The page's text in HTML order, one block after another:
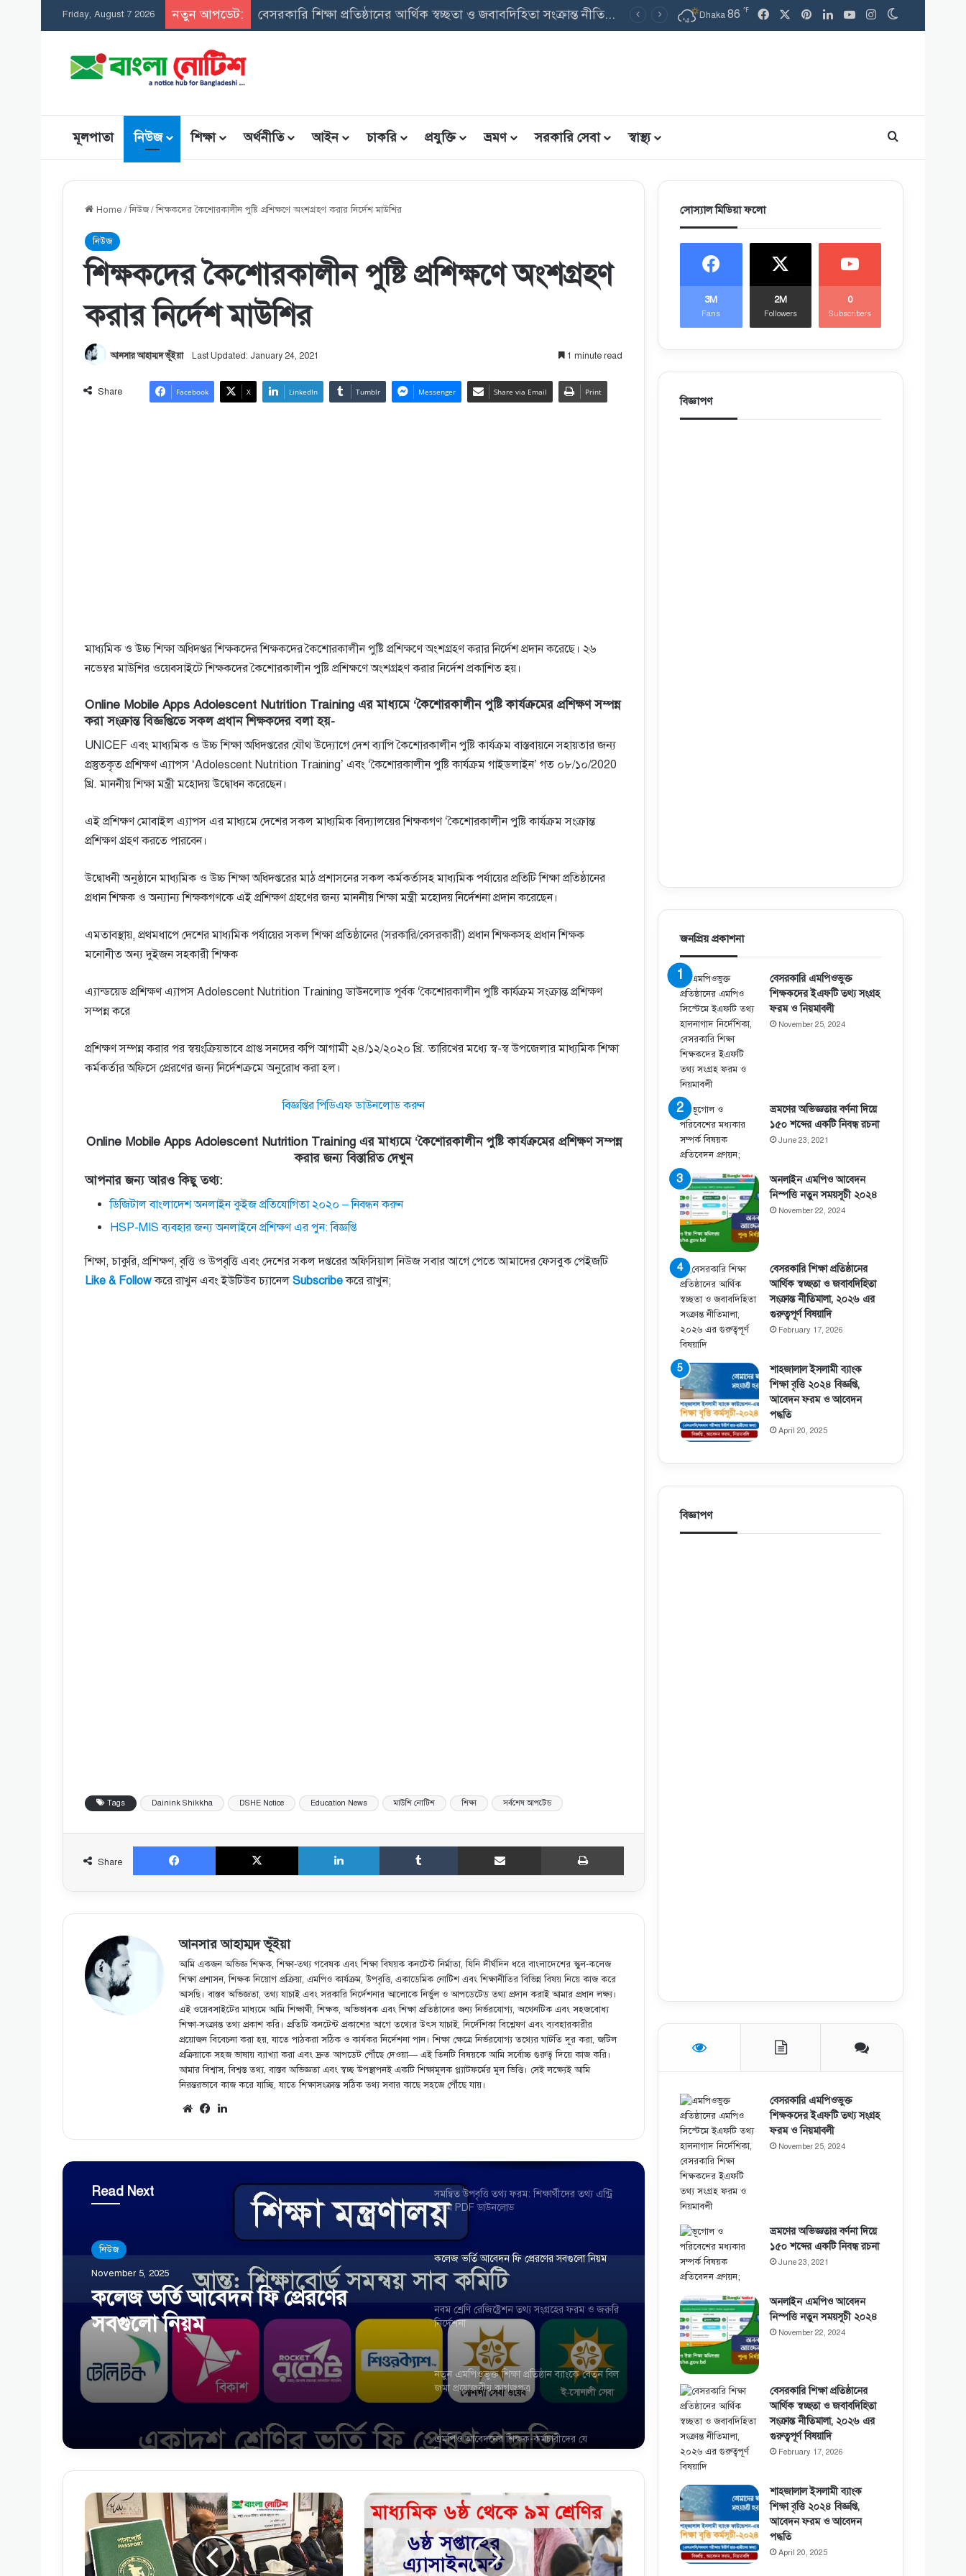
Friday, August 7 2026 নতুন আপডেট: সমন্বিত উপবৃত্তি তথ্য ফরম: শিক্ষার্থীদের তথ্য এন্ট্রি ফরম PDF ডাউনলোড Dhaka 86 ℉ Facebook PinterestLinkedInYouTubeInstagram
মূলপাতা নিউজ শিক্ষা অর্থনীতি আইন চাকরি প্রযুক্তি ভ্রমণ সরকারি সেবা স্বাস্থ্য Search for
Home /নিউজ/শিক্ষকদের কৈশোরকালীন পুষ্টি প্রশিক্ষণে অংশগ্রহণ করার নির্দেশ মাউশির
নিউজ
শিক্ষকদের কৈশোরকালীন পুষ্টি প্রশিক্ষণে অংশগ্রহণ
করার নির্দেশ মাউশির
আনসার আহাম্মদ ভূঁইয়া Last Updated: January 24, 2021 1 minute read
Share Facebook X LinkedIn Tumblr Messenger Share via Email Print
মাধ্যমিক ও উচ্চ শিক্ষা অধিদপ্তর শিক্ষকদের শিক্ষকদের কৈশোরকালীন পুষ্টি প্রশিক্ষণে অংশগ্রহণ করার নির্দেশ প্রদান করেছে। ২৬
নভেম্বর মাউশির ওয়েবসাইটে শিক্ষকদের কৈশোরকালীন পুষ্টি প্রশিক্ষণে অংশগ্রহণ করার নির্দেশ প্রকাশিত হয়।
Online Mobile Apps Adolescent Nutrition Training এর মাধ্যমে ‘কৈশােরকালীন পুষ্টি কার্যক্রমের প্রশিক্ষণ সম্পন্ন
করা সংক্রান্ত বিজ্ঞপ্তিতে সকল প্রধান শিক্ষকদের বলা হয়-
UNICEF এবং মাধ্যমিক ও উচ্চ শিক্ষা অধিদপ্তরের যৌথ উদ্যোগে দেশ ব্যাপি কৈশােরকালীন পুষ্টি কার্যক্রম বাস্তবায়নে সহায়তার জন্য
প্রস্তুতকৃত প্রশিক্ষণ এ্যাপস ‘Adolescent Nutrition Training’ এবং ‘কৈশােরকালীন পুষ্টি কার্যক্রম গাইডলাইন’ গত ০৮/১০/2020
খ্রি. মাননীয় শিক্ষা মন্ত্রী মহােদয় উদ্বোধন করেছেন।
এই প্রশিক্ষণ মােবাইল এ্যাপস এর মাধ্যমে দেশের সকল মাধ্যমিক বিদ্যালয়ের শিক্ষকগণ ‘কৈশােরকালীন পুষ্টি কার্যক্রম সংক্রান্ত
প্রশিক্ষণ গ্রহণ করতে পারবেন।
উদ্বোধনী অনুষ্ঠানে মাধ্যমিক ও উচ্চ শিক্ষা অধিদপ্তরের মাঠ প্রশাসনের সকল কর্মকর্তাসহ মাধ্যমিক পর্যায়ের প্রতিটি শিক্ষা প্রতিষ্ঠানের
প্রধান শিক্ষক ও অন্যান্য শিক্ষকগণকে এই প্রশিক্ষণ গ্রহণের জন্য মাননীয় শিক্ষা মন্ত্রী মহােদয় নির্দেশনা প্রদান করেছেন।
এমতাবস্থায়, প্রথমধাপে দেশের মাধ্যমিক পর্যায়ের সকল শিক্ষা প্রতিষ্ঠানের (সরকারি/বেসরকারী) প্রধান শিক্ষকসহ প্রধান শিক্ষক
মনােনীত অন্য দুইজন সহকারী শিক্ষক
এ্যান্ডয়েড প্রশিক্ষণ এ্যাপস Adolescent Nutrition Training ডাউনলােড পূর্বক ‘কৈশােরকালীন পুষ্টি কার্যক্রম সংক্রান্ত প্রশিক্ষণ
সম্পন্ন করে
প্রশিক্ষণ সম্পন্ন করার পর স্বয়ংক্রিয়ভাবে প্রাপ্ত সনদের কপি আগামী ২৪/১২/২০২০ খ্রি. তারিখের মধ্যে স্ব-স্ব উপজেলার মাধ্যমিক শিক্ষা
কর্মকর্তার অফিসে প্রেরণের জন্য নির্দেশক্রমে অনুরােধ করা হল।
বিজ্ঞপ্তির পিডিএফ ডাউনলোড করুন
Online Mobile Apps Adolescent Nutrition Training এর মাধ্যমে ‘কৈশােরকালীন পুষ্টি কার্যক্রমের প্রশিক্ষণ সম্পন্ন
করার জন্য বিস্তারিত দেখুন
আপনার জন্য আরও কিছু তথ্য:
ডিজিটাল বাংলাদেশ অনলাইন কুইজ প্রতিযোগিতা ২০২০ – নিবন্ধন করুন
HSP-MIS ব্যবহার জন্য অনলাইনে প্রশিক্ষণ এর পুন: বিজ্ঞপ্তি
শিক্ষা, চাকুরি, প্রশিক্ষণ, বৃত্তি ও উপবৃত্তি এবং দেশের সকল দপ্তরের অফিসিয়াল নিউজ সবার আগে পেতে আমাদের ফেসবুক পেইজটি
Like & Followকরে রাখুন এবং ইউটিউব চ্যানেল Subscribeকরে রাখুন;
Tags Dainink Shikkha DSHE Notice Education News মাউশি নোটিশ শিক্ষা সর্বশেষ আপটেড
Share
Facebook X LinkedIn Tumblr Share via Email
আনসার আহাম্মদ ভূঁইয়া
আমি একজন অভিজ্ঞ শিক্ষক, শিক্ষা-তথ্য গবেষক এবং শিক্ষা বিষয়ক কনটেন্ট নির্মাতা, যিনি দীর্ঘদিন ধরে বাংলাদেশের স্কুল-কলেজ
শিক্ষা প্রশাসন, শিক্ষক নিয়োগ প্রক্রিয়া, এমপিও কার্যক্রম, উপবৃত্তি, একাডেমিক নোটিশ এবং শিক্ষানীতির বিভিন্ন বিষয় নিয়ে কাজ করে
আসছি। বাস্তব অভিজ্ঞতা, তথ্য যাচাই এবং সরকারি নির্দেশনার আলোকে নির্ভুল ও আপডেটেড তথ্য প্রদান করাই আমার প্রধান লক্ষ্য।
এই ওয়েবসাইটের মাধ্যমে আমি শিক্ষার্থী, শিক্ষক, অভিভাবক এবং শিক্ষা প্রতিষ্ঠানের জন্য নির্ভরযোগ্য, অথেনটিক এবং সহজবোধ্য
শিক্ষা-সংক্রান্ত তথ্য প্রকাশ করি। প্রতিটি কনটেন্ট প্রকাশের আগে তথ্যের উৎস যাচাই, নির্দেশিকা বিশ্লেষণ এবং ব্যবহারকারীর
প্রয়োজন বিবেচনা করা হয়, যাতে পাঠকরা সঠিক ও কার্যকর নির্দেশনা পান। শিক্ষা ক্ষেত্রে নির্ভরযোগ্য তথ্যের ঘাটতি দূর করা, জটিল
প্রক্রিয়াকে সহজ ভাষায় ব্যাখ্যা করা এবং দ্রুত আপডেট পৌঁছে দেওয়া— এই তিনটি বিষয়কে আমি সর্বোচ্চ গুরুত্ব দিয়ে কাজ করি।
আমার বিশ্বাস, বিশ্বস্ত তথ্য, বাস্তব অভিজ্ঞতা এবং স্বচ্ছ উপস্থাপনই একটি শিক্ষামূলক প্ল্যাটফর্মের মূল ভিত্তি। সেই লক্ষ্যেই আমি
নিরন্তরভাবে কাজ করে যাচ্ছি, যাতে শিক্ষাসংক্রান্ত সঠিক তথ্য সবার কাছে সহজে পৌঁছে যায়।
We
te
Fa
bo
ok
dIn
Read Next
নিউজ
November 5, 2025
কলেজ ভর্তি আবেদন ফি প্রেরণের
সবগুলো নিয়ম
রাষ্ট্র ও রাষ্ট্রের উপাদান, রাষ্ট্রের উৎপত্তি সংক্রান্ত মতবাদ
এবং রাষ্ট্র ও সরকারের সম্পর্ক বিশ্লেষণ
একটি নির্দিষ্ট সময়ে একের পর এক ফুচকা খেলে
ফুচকার উপযােগ ক্রমেই কমতে থাকে
নির্ভরশীলতা
সমন্বিত উপবৃত্তি তথ্য ফরম: শিক্ষার্থীদের তথ্য এন্ট্রি
ফরম PDF ডাউনলোড
কলেজ ভর্তি আবেদন ফি প্রেরণের সবগুলো নিয়ম
নবম শ্রেণি রেজিষ্ট্রেশন তথ্য সংগ্রহের ফরম ও জরুরি
নির্দেশনা
নতুন এমপিওভুক্ত শিক্ষা প্রতিষ্ঠান ব্যাংকে বেতন বিল
জমা প্রয়োজনীয় কাগজপত্র
এমপিও আবেদনের শিক্ষক-কর্মচারীদের যে
বিষয়গুলো যাচাই করা হবে
বেসরকারি শিক্ষক-কর্মচারীদের এমপিও শিট
ডাউনলোড করার নতুন নিয়ম
দাখিল পরীক্ষা ২০২১ চতুর্থ সপ্তাহের অ্যাসাইনমেন্ট
সা
র
ণ
ক্ষ
মা
ধ্য
মি
কে
র
সোস্যাল মিডিয়া ফলো
3M
Fans
2M
Followers
0
Subscribers
বিজ্ঞাপণ
জনপ্রিয় প্রকাশনা
বেসরকারি এমপিওভুক্ত
শিক্ষকদের ইএফটি তথ্য সংগ্রহ
ফরম ও নিয়মাবলী
November 25, 2024
ভ্রমণের অভিজ্ঞতার বর্ণনা দিয়ে
১৫০ শব্দের একটি নিবন্ধ রচনা
June 23, 2021
অনলাইন এমপিও আবেদন
নিস্পত্তি নতুন সময়সূচী ২০২৪
November 22, 2024
বেসরকারি শিক্ষা প্রতিষ্ঠানের
আর্থিক স্বচ্ছতা ও জবাবদিহিতা
সংক্রান্ত নীতিমালা, ২০২৬ এর
গুরুত্বপূর্ণ বিষয়াদি
February 17, 2026
শাহজালাল ইসলামী ব্যাংক
শিক্ষা বৃত্তি ২০২৪ বিজ্ঞপ্তি,
আবেদন ফরম ও আবেদন
পদ্ধতি
April 20, 2025
বিজ্ঞাপণ
বেসরকারি এমপিওভুক্ত
শিক্ষকদের ইএফটি তথ্য সংগ্রহ
ফরম ও নিয়মাবলী
November 25, 2024
ভ্রমণের অভিজ্ঞতার বর্ণনা দিয়ে
১৫০ শব্দের একটি নিবন্ধ রচনা
June 23, 2021
অনলাইন এমপিও আবেদন
নিস্পত্তি নতুন সময়সূচী ২০২৪
November 22, 2024
বেসরকারি শিক্ষা প্রতিষ্ঠানের
আর্থিক স্বচ্ছতা ও জবাবদিহিতা
সংক্রান্ত নীতিমালা, ২০২৬ এর
গুরুত্বপূর্ণ বিষয়াদি
February 17, 2026
শাহজালাল ইসলামী ব্যাংক
শিক্ষা বৃত্তি ২০২৪ বিজ্ঞপ্তি,
আবেদন ফরম ও আবেদন
পদ্ধতি
April 20, 2025